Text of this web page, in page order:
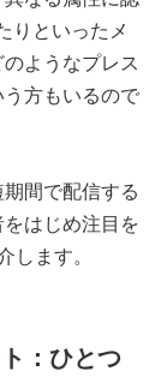
りといったメ
ようなプレス
方もいるので
間で配信する
はじめ注目を
します。
：ひとつ